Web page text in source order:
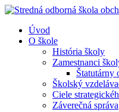
Úvod
O škole
História školy
Zamestnanci
Štatutárny
Školský
Ciele
Záverečná správa